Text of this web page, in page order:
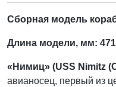
Сборная модель
Длина модели, мм: 471
«Нимиц» (USS Nimitz
авианосец, первый из